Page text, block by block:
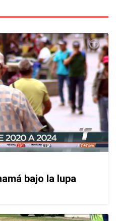
bajo la lupa